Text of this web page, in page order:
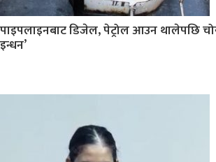
पाइपलाइनबाट डिजेल, पेट्रोल आउन थालेपछि
इन्धन’